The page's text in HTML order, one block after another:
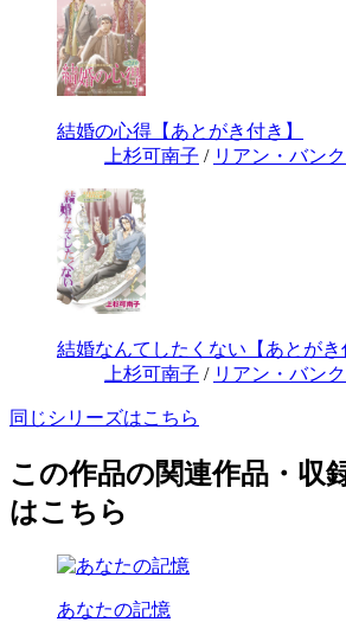
結婚の心得【あとがき付き】
上杉可南子 / リアン・バン
結婚なんてしたくない【あとがき
上杉可南子 / リアン・バン
同じシリーズはこちら
この作品の関連作品・収
はこちら
あなたの記憶